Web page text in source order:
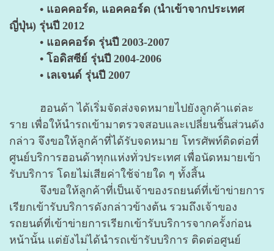
• แอคคอร์ด, แอคคอร์ด (นำเข้าจากประเทศ
ญี่ปุ่น) รุ่นปี 2012
• แอคคอร์ด รุ่นปี 2003-2007
• โอดิสซีย์ รุ่นปี 2004-2006
• เลเจนด์ รุ่นปี 2007
ฮอนด้า ได้เริ่มจัดส่งจดหมายไปยังลูกค้าแต่ละ
ราย เพื่อให้นำรถเข้ามาตรวจสอบและเปลี่ยนชิ้นส่วนดัง
กล่าว จึงขอให้ลูกค้าที่ได้รับจดหมาย โทรศัพท์ติดต่อที่
ศูนย์บริการฮอนด้าทุกแห่งทั่วประเทศ เพื่อนัดหมายเข้า
รับบริการ โดยไม่เสียค่าใช้จ่ายใด ๆ ทั้งสิ้น
จึงขอให้ลูกค้าที่เป็นเจ้าของรถยนต์ที่เข้าข่ายการ
เรียกเข้ารับบริการดังกล่าวข้างต้น รวมถึงเจ้าของ
รถยนต์ที่เข้าข่ายการเรียกเข้ารับบริการจากครั้งก่อน
หน้านั้น แต่ยังไม่ได้นำรถเข้ารับบริการ ติดต่อศูนย์